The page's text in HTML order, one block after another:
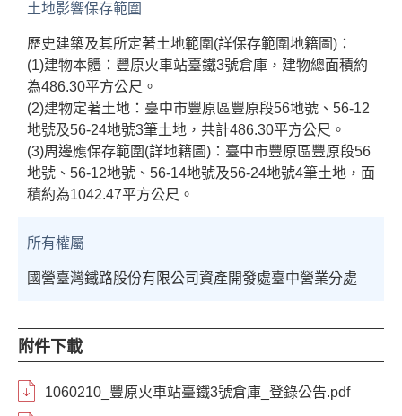
土地影響保存範圍
歷史建築及其所定著土地範圍(詳保存範圍地籍圖)：
(1)建物本體：豐原火車站臺鐵3號倉庫，建物總面積約
為486.30平方公尺。
(2)建物定著土地：臺中市豐原區豐原段56地號、56-12
地號及56-24地號3筆土地，共計486.30平方公尺。
(3)周邊應保存範圍(詳地籍圖)：臺中市豐原區豐原段56
地號、56-12地號、56-14地號及56-24地號4筆土地，面
積約為1042.47平方公尺。
所有權屬
國營臺灣鐵路股份有限公司資產開發處臺中營業分處
附件下載
1060210_豐原火車站臺鐵3號倉庫_登錄公告.pdf